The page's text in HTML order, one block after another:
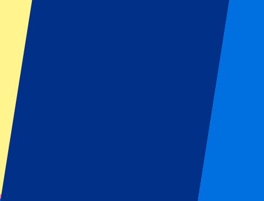
Houd mij op de hoogte van alle updates, deals en meer!
Submit
Je informatie wordt in overeenstemming met ons Privacy Policy
Eventinformatie
Over FC Internazionale Milano vs Kairat Almaty